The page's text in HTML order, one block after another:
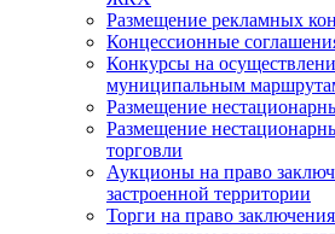
Размещение рекламных
Концессионные
Конкурсы на
муниципальным
Размещение
Размещение
торговли
Аукционы на право
застроенной территории
Торги на право